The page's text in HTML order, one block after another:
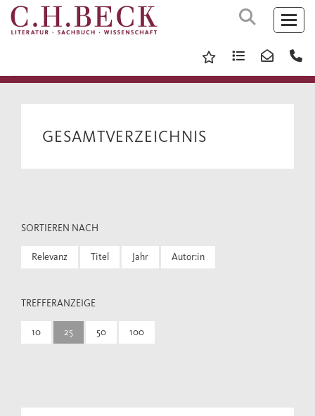
GESAMTVERZEICHNIS
SORTIEREN NACH
Relevanz Titel Jahr Autor:in
TREFFERANZEIGE
10 25 50 100